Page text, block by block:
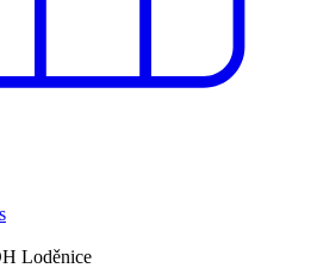
Loděnice